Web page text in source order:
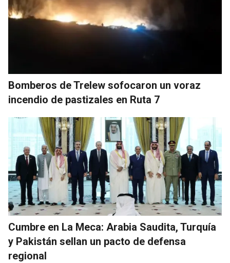
Bomberos de Trelew sofocaron un voraz
incendio de pastizales en Ruta 7
Cumbre en La Meca: Arabia Saudita, Turquía
y Pakistán sellan un pacto de defensa
regional